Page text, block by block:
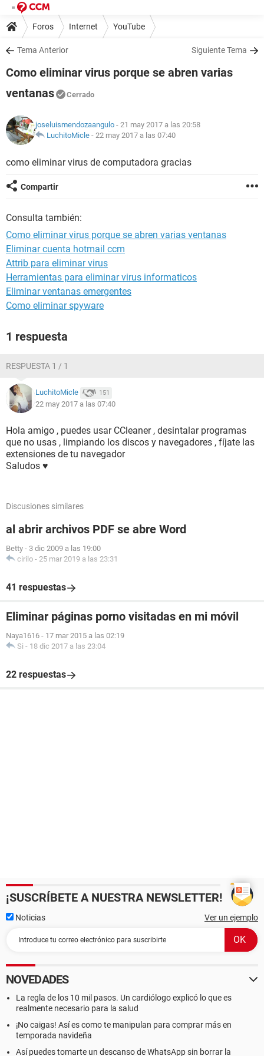
Foros Internet YouTube
Tema Anterior Siguiente Tema
Como eliminar virus porque se abren varias
ventanas
Cerrado
joseluismendozaangulo - 21 may 2017 a las 20:58
LuchitoMicle - 22 may 2017 a las 07:40
como eliminar virus de computadora gracias
Compartir
Consulta también:
Como eliminar virus porque se abren varias ventanas
Eliminar cuenta hotmail ccm
Attrib para eliminar virus
Herramientas para eliminar virus informaticos
Eliminar ventanas emergentes
Como eliminar spyware
1 respuesta
RESPUESTA 1 / 1
LuchitoMicle 151
22 may 2017 a las 07:40
Hola amigo , puedes usar CCleaner , desintalar programas
que no usas , limpiando los discos y navegadores , fíjate las
extensiones de tu navegador
Saludos ♥
Discusiones similares
al abrir archivos PDF se abre Word
Betty - 3 dic 2009 a las 19:00
cirilo - 25 mar 2019 a las 23:31
41 respuestas
Eliminar páginas porno visitadas en mi móvil
Naya1616 - 17 mar 2015 a las 02:19
Si - 18 dic 2017 a las 23:04
22 respuestas
¡SUSCRÍBETE A NUESTRA NEWSLETTER!
Noticias Ver un ejemplo
NOVEDADES
La regla de los 10 mil pasos. Un cardiólogo explicó lo que es
realmente necesario para la salud
¡No caigas! Así es como te manipulan para comprar más en
temporada navideña
Así puedes tomarte un descanso de WhatsApp sin borrar la